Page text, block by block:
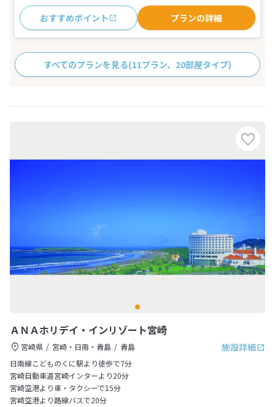
おすすめポイント プランの詳細
すべてのプランを見る(11プラン、20部屋タイプ)
ＡＮＡホリデイ・インリゾート宮崎
施設詳細
宮崎県 宮崎・日南・青島
青島
日南線こどものくに駅より徒歩で7分
宮崎自動車道宮崎インターより20分
宮崎空港より車・タクシーで15分
宮崎空港より路線バスで20分